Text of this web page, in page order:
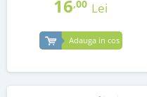
16,00 Lei
Adauga in cos